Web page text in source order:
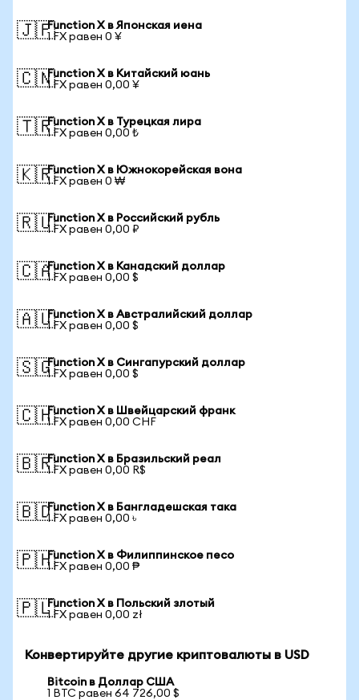
🇯🇵Function X в Японская иена
1 FX равен 0 ¥
🇨🇳Function X в Китайский юань
1 FX равен 0,00 ¥
🇹🇷Function X в Турецкая лира
1 FX равен 0,00 ₺
🇰🇷Function X в Южнокорейская вона
1 FX равен 0 ₩
🇷🇺Function X в Российский рубль
1 FX равен 0,00 ₽
🇨🇦Function X в Канадский доллар
1 FX равен 0,00 $
🇦🇺Function X в Австралийский доллар
1 FX равен 0,00 $
🇸🇬Function X в Сингапурский доллар
1 FX равен 0,00 $
🇨🇭Function X в Швейцарский франк
1 FX равен 0,00 CHF
🇧🇷Function X в Бразильский реал
1 FX равен 0,00 R$
🇧🇩Function X в Бангладешская така
1 FX равен 0,00 ৳
🇵🇭Function X в Филиппинское песо
1 FX равен 0,00 ₱
🇵🇱Function X в Польский злотый
1 FX равен 0,00 zł
Конвертируйте другие криптовалюты в USD
Bitcoin в Доллар США
1 BTC равен 64 726,00 $